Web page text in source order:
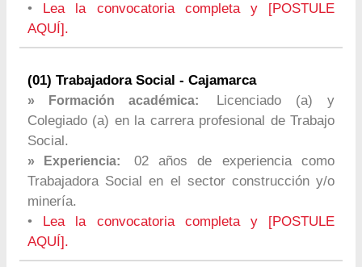
•
Lea la convocatoria completa y [POSTULE
AQUÍ].
(01) Trabajadora Social - Cajamarca
» Formación académica:
Licenciado (a) y
Colegiado (a) en la carrera profesional de Trabajo
Social.
» Experiencia:
02 años de experiencia como
Trabajadora Social en el sector construcción y/o
minería.
•
Lea la convocatoria completa y [POSTULE
AQUÍ].